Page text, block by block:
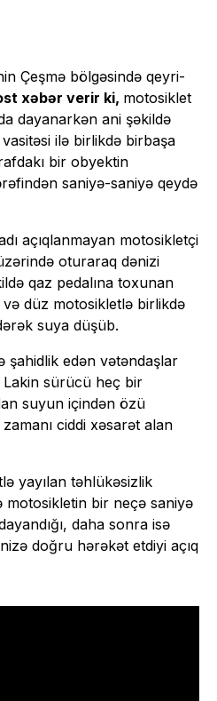
Çeşmə bölgəsində qeyri-
xəbər verir ki, motosiklet
dayanarkən ani şəkildə
ilə birlikdə birbaşa
bir obyektin
saniyə-saniyə qeydə
açıqlanmayan motosikletçi
oturaraq dənizi
qaz pedalına toxunan
düz motosikletlə birlikdə
suya düşüb.
şahidlik edən vətəndaşlar
Lakin sürücü heç bir
suyun içindən özü
zamanı ciddi xəsarət alan
yayılan təhlükəsizlik
motosikletin bir neçə saniyə
daha sonra isə
doğru hərəkət etdiyi açıq